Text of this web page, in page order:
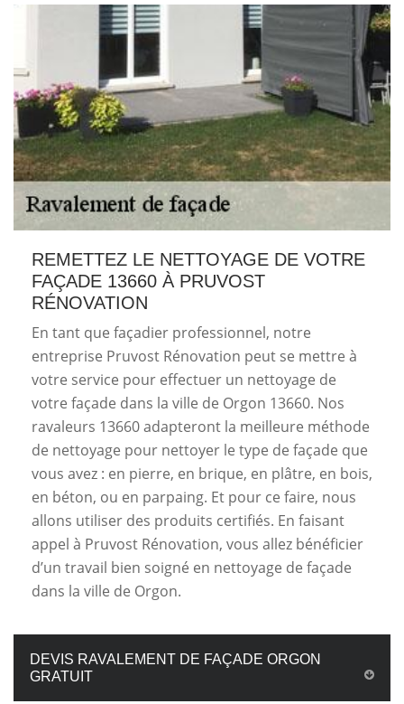
REMETTEZ LE NETTOYAGE DE VOTRE
FAÇADE 13660 À PRUVOST
RÉNOVATION
En tant que façadier professionnel, notre
entreprise Pruvost Rénovation peut se mettre à
votre service pour effectuer un nettoyage de
votre façade dans la ville de Orgon 13660. Nos
ravaleurs 13660 adapteront la meilleure méthode
de nettoyage pour nettoyer le type de façade que
vous avez : en pierre, en brique, en plâtre, en bois,
en béton, ou en parpaing. Et pour ce faire, nous
allons utiliser des produits certifiés. En faisant
appel à Pruvost Rénovation, vous allez bénéficier
d’un travail bien soigné en nettoyage de façade
dans la ville de Orgon.
DEVIS RAVALEMENT DE FAÇADE ORGON
GRATUIT